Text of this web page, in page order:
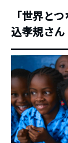
「世界と
込孝規さん